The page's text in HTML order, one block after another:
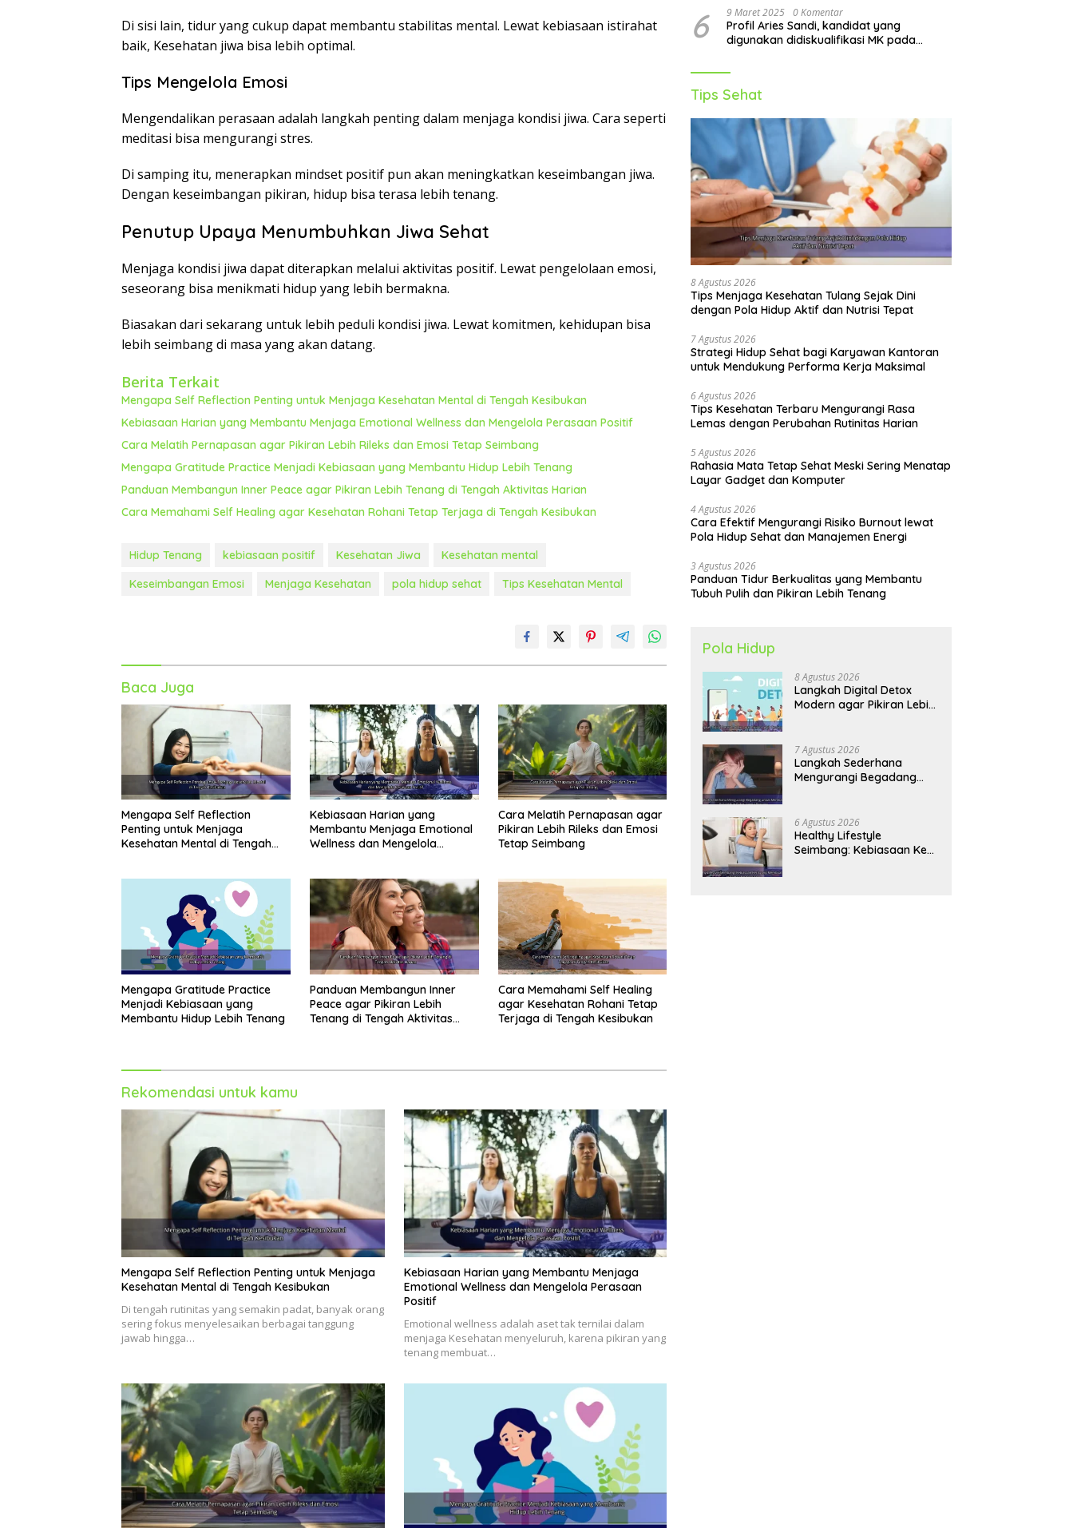
Di sisi lain, tidur yang cukup dapat membantu stabilitas mental. Lewat kebiasaan istirahat
baik, Kesehatan jiwa bisa lebih optimal.
Tips Mengelola Emosi
Mengendalikan perasaan adalah langkah penting dalam menjaga kondisi jiwa. Cara seperti
meditasi bisa mengurangi stres.
Di samping itu, menerapkan mindset positif pun akan meningkatkan keseimbangan jiwa.
Dengan keseimbangan pikiran, hidup bisa terasa lebih tenang.
Penutup Upaya Menumbuhkan Jiwa Sehat
Menjaga kondisi jiwa dapat diterapkan melalui aktivitas positif. Lewat pengelolaan emosi,
seseorang bisa menikmati hidup yang lebih bermakna.
Biasakan dari sekarang untuk lebih peduli kondisi jiwa. Lewat komitmen, kehidupan bisa
lebih seimbang di masa yang akan datang.
Berita Terkait
Mengapa Self Reflection Penting untuk Menjaga Kesehatan Mental di Tengah Kesibukan
Kebiasaan Harian yang Membantu Menjaga Emotional Wellness dan Mengelola Perasaan Positif
Cara Melatih Pernapasan agar Pikiran Lebih Rileks dan Emosi Tetap Seimbang
Mengapa Gratitude Practice Menjadi Kebiasaan yang Membantu Hidup Lebih Tenang
Panduan Membangun Inner Peace agar Pikiran Lebih Tenang di Tengah Aktivitas Harian
Cara Memahami Self Healing agar Kesehatan Rohani Tetap Terjaga di Tengah Kesibukan
Hidup Tenang kebiasaan positif Kesehatan Jiwa
Kesehatan mental
Keseimbangan Emosi
Menjaga Kesehatan pola hidup sehat Tips Kesehatan Mental
Baca Juga
Mengapa Self Reflection
Penting untuk Menjaga
Kesehatan Mental di Tengah
Kebiasaan Harian yang
Membantu Menjaga Emotional
Wellness dan Mengelola
Cara Melatih Pernapasan agar
Pikiran Lebih Rileks dan Emosi
Tetap Seimbang
Mengapa Gratitude Practice
Menjadi Kebiasaan yang
Membantu Hidup Lebih Tenang
Panduan Membangun Inner
Peace agar Pikiran Lebih
Tenang di Tengah Aktivitas
Cara Memahami Self Healing
agar Kesehatan Rohani Tetap
Terjaga di Tengah Kesibukan
Rekomendasi untuk kamu
Mengapa Self Reflection Penting untuk Menjaga
Kesehatan Mental di Tengah Kesibukan
Di tengah rutinitas yang semakin padat, banyak orang
sering fokus menyelesaikan berbagai tanggung
jawab hingga…
Kebiasaan Harian yang Membantu Menjaga
Emotional Wellness dan Mengelola Perasaan
Positif
Emotional wellness adalah aset tak ternilai dalam
menjaga Kesehatan menyeluruh, karena pikiran yang
tenang membuat…
6 9 Maret 2025 0 Komentar
Profil Aries Sandi, kandidat yang
digunakan didiskualifikasi MK pada
Tips Sehat
8 Agustus 2026
Tips Menjaga Kesehatan Tulang Sejak Dini
dengan Pola Hidup Aktif dan Nutrisi Tepat
7 Agustus 2026
Strategi Hidup Sehat bagi Karyawan Kantoran
untuk Mendukung Performa Kerja Maksimal
6 Agustus 2026
Tips Kesehatan Terbaru Mengurangi Rasa
Lemas dengan Perubahan Rutinitas Harian
5 Agustus 2026
Rahasia Mata Tetap Sehat Meski Sering Menatap
Layar Gadget dan Komputer
4 Agustus 2026
Cara Efektif Mengurangi Risiko Burnout lewat
Pola Hidup Sehat dan Manajemen Energi
3 Agustus 2026
Panduan Tidur Berkualitas yang Membantu
Tubuh Pulih dan Pikiran Lebih Tenang
Pola Hidup
8 Agustus 2026
Langkah Digital Detox
Modern agar Pikiran Lebih
7 Agustus 2026
Langkah Sederhana
Mengurangi Begadang
Panjang
6 Agustus 2026
Healthy Lifestyle
Seimbang: Kebiasaan Kecil